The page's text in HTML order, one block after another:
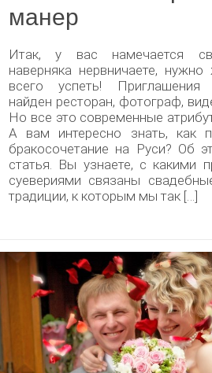
манер
Итак, у вас намечается
наверняка нервничаете,
всего успеть! Приглашения
найден ресторан, фотограф,
Но все это современные
А вам интересно знать, как
бракосочетание на Руси? Об
статья. Вы узнаете, с какими
суевериями связаны
традиции, к которым мы так […]